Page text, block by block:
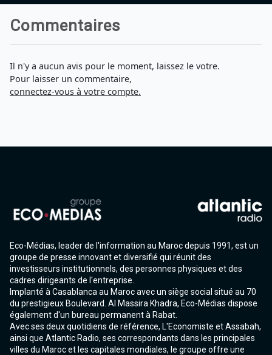
Agadir 99.7 Hz
Fès 98.8 Hz
El Jadida 97.3
Chefchaouen 106.4
Taounate 95.6
Guelmim 91.9
Tan-Tan 95.2
Commentaires
Il n'y a aucun avis pour le moment, laissez le votre.
Pour laisser un commentaire,
connectez-vous à votre compte.
Eco-Médias, leader de l'information au Maroc depuis 1991, est un
groupe de presse innovant et diversifié qui réunit des
investisseurs institutionnels, des personnes physiques et des
cadres dirigeants de l'entreprise.
Implanté à Casablanca au Maroc avec un siège social situé au 70
du prestigieux Boulevard. Al Massira Khadra, Eco-Médias dispose
également d'un bureau permanent à Rabat.
Avec ses deux quotidiens de référence, L'Economiste et Assabah,
ainsi que Atlantic Radio, ses correspondants dans les principales
villes du Maroc et les capitales mondiales, le groupe offre une